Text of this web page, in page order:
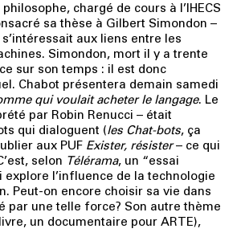
chargé de cours à l’IHECS
sa thèse à Gilbert Simondon –
aux liens entre les
Simondon, mort il y a trente
sur son temps : il est donc
Chabot présentera demain samedi
qui voulait acheter le langage. Le
par Robin Renucci – était
qui dialoguent (les Chat-bots, ça
aux PUF Exister, résister– ce qui
selon Télérama, un “essai
explore l’influence de la technologie
Peut-on encore choisir sa vie dans
par une telle force? Son autre thème
un documentaire pour ARTE),